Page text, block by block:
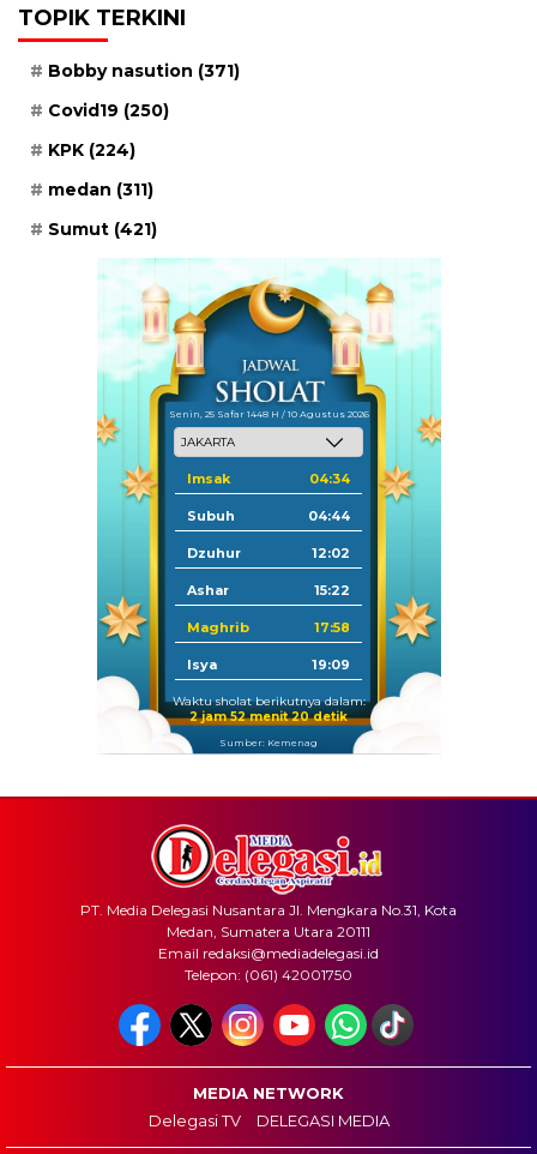
TOPIK TERKINI
Bobby nasution (371)
Covid19 (250)
KPK (224)
medan (311)
Sumut (421)
Senin, 25 Safar 1448 H / 10 Agustus 2026
Imsak 04:34
Subuh 04:44
Dzuhur 12:02
Ashar 15:22
Maghrib 17:58
Isya 19:09
Waktu sholat berikutnya dalam:
2 jam 52 menit 20 detik
Sumber: Kemenag
PT. Media Delegasi Nusantara Jl. Mengkara No.31, Kota
Medan, Sumatera Utara 20111
Email redaksi@mediadelegasi.id
Telepon: (061) 42001750
MEDIA NETWORK
Delegasi TV
DELEGASI MEDIA